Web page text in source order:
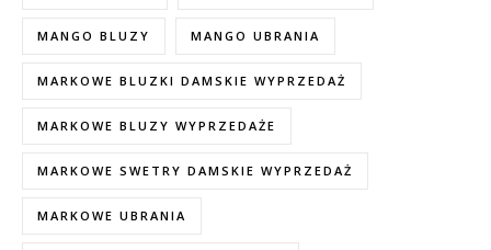
MANGO BLUZY MANGO UBRANIA
MARKOWE BLUZKI DAMSKIE WYPRZEDAŻ
MARKOWE BLUZY WYPRZEDAŻE
MARKOWE SWETRY DAMSKIE WYPRZEDAŻ
MARKOWE UBRANIA